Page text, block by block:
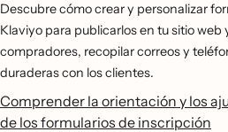
Descubre cómo crear y personalizar
Klaviyo para publicarlos en tu sitio
compradores, recopilar correos y
duraderas con los clientes.
Comprender la orientación y los
de los formularios de inscripción